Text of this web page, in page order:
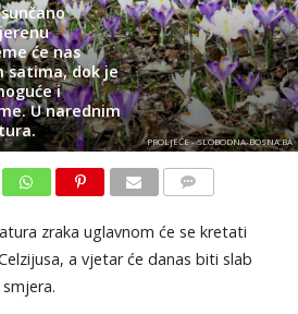
će nas
satima, dok je
i
U narednim
PROLJEĆE - SLOBODNA-BOSNA.BA
zraka uglavnom će se kretati
a vjetar će danas biti slab